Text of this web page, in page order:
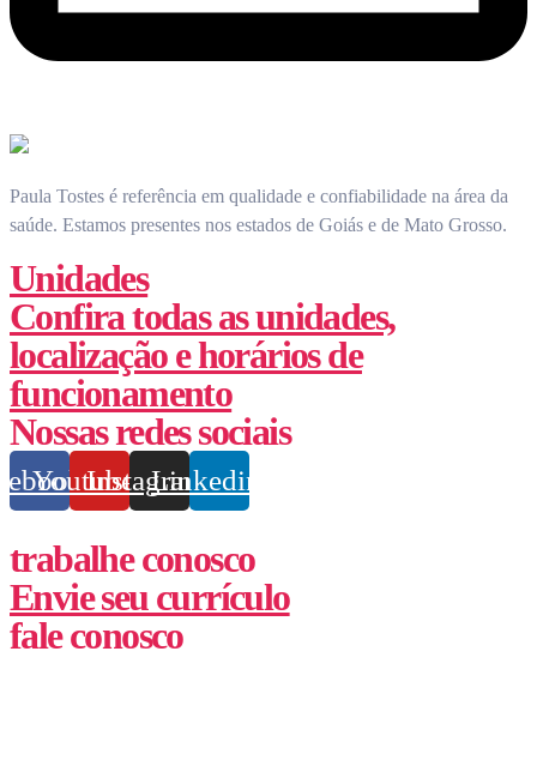
Paula Tostes é referência em qualidade e confiabilidade na área da
saúde. Estamos presentes nos estados de Goiás e de Mato Grosso.
Unidades
Confira todas as unidades,
localização e horários de
funcionamento
Nossas redes sociais
YoutubeInstagram
Linkedin
trabalhe conosco
Envie seu currículo
fale conosco